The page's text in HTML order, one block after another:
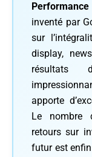
inventé par
sur
display,
résultats
apporte
Le nombre
retours sur
futur est